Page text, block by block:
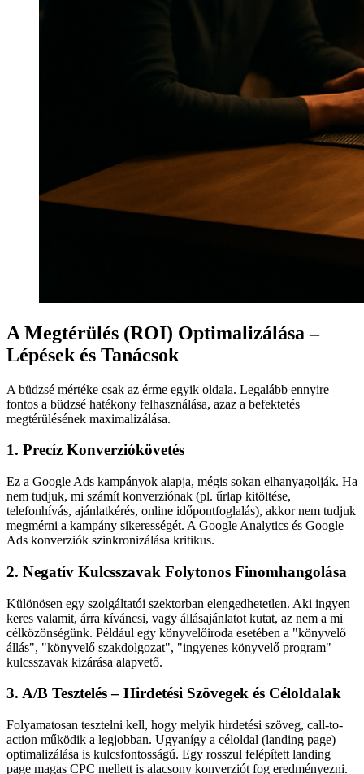
A Megtérülés (ROI) Optimalizálása –
Lépések és Tanácsok
A büdzsé mértéke csak az érme egyik oldala. Legalább ennyire
fontos a büdzsé hatékony felhasználása, azaz a befektetés
megtérülésének maximalizálása.
1. Precíz Konverziókövetés
Ez a Google Ads kampányok alapja, mégis sokan elhanyagolják. Ha
nem tudjuk, mi számít konverziónak (pl. űrlap kitöltése,
telefonhívás, ajánlatkérés, online időpontfoglalás), akkor nem tudjuk
megmérni a kampány sikerességét. A Google Analytics és Google
Ads konverziók szinkronizálása kritikus.
2. Negatív Kulcsszavak Folytonos Finomhangolása
Különösen egy szolgáltatói szektorban elengedhetetlen. Aki ingyen
keres valamit, árra kíváncsi, vagy állásajánlatot kutat, az nem a mi
célközönségünk. Például egy könyvelőiroda esetében a "könyvelő
állás", "könyvelő szakdolgozat", "ingyenes könyvelő program"
kulcsszavak kizárása alapvető.
3. A/B Tesztelés – Hirdetési Szövegek és Céloldalak
Folyamatosan tesztelni kell, hogy melyik hirdetési szöveg, call-to-
action működik a legjobban. Ugyanígy a céloldal (landing page)
optimalizálása is kulcsfontosságú. Egy rosszul felépített landing
page magas CPC mellett is alacsony konverziót fog eredményezni.